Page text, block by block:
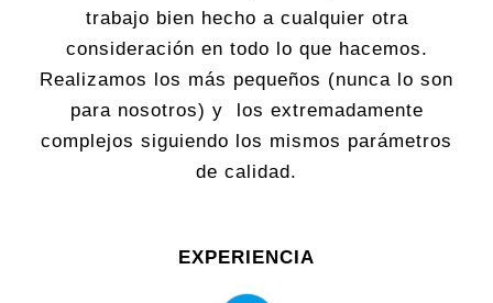
trabajo bien hecho a cualquier otra
consideración en todo lo que hacemos.
Realizamos los más pequeños (nunca lo son
para nosotros) y los extremadamente
complejos siguiendo los mismos parámetros
de calidad.
EXPERIENCIA